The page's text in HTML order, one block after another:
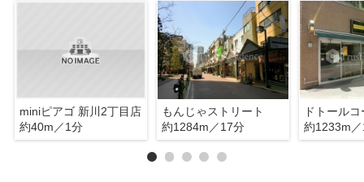
miniピアゴ 新川2丁目店
約40m／1分
もんじゃストリート
約1284m／17分
約1233m